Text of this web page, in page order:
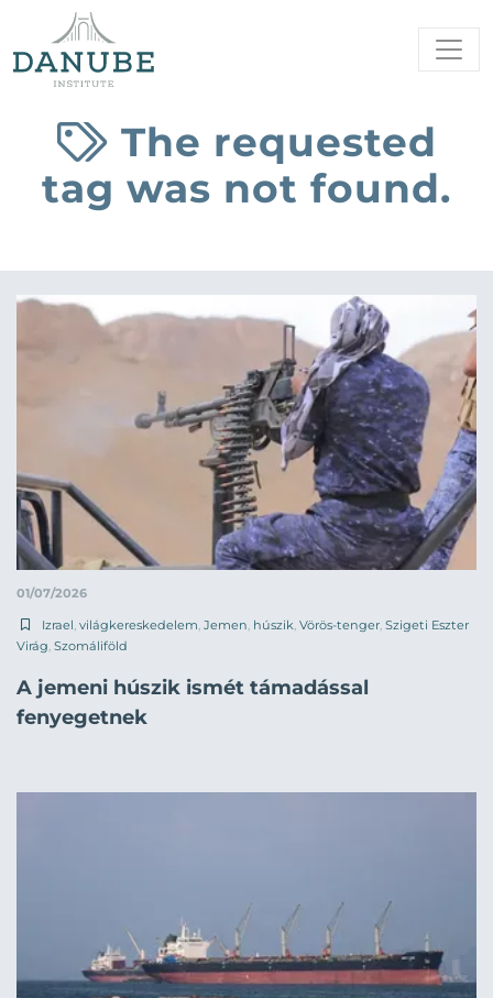
The requested
tag was not found.
01/07/2026
Izrael világkereskedelem Jemen húszik Vörös-tenger Szigeti Eszter
Virág Szomáliföld
A jemeni húszik ismét támadással
fenyegetnek